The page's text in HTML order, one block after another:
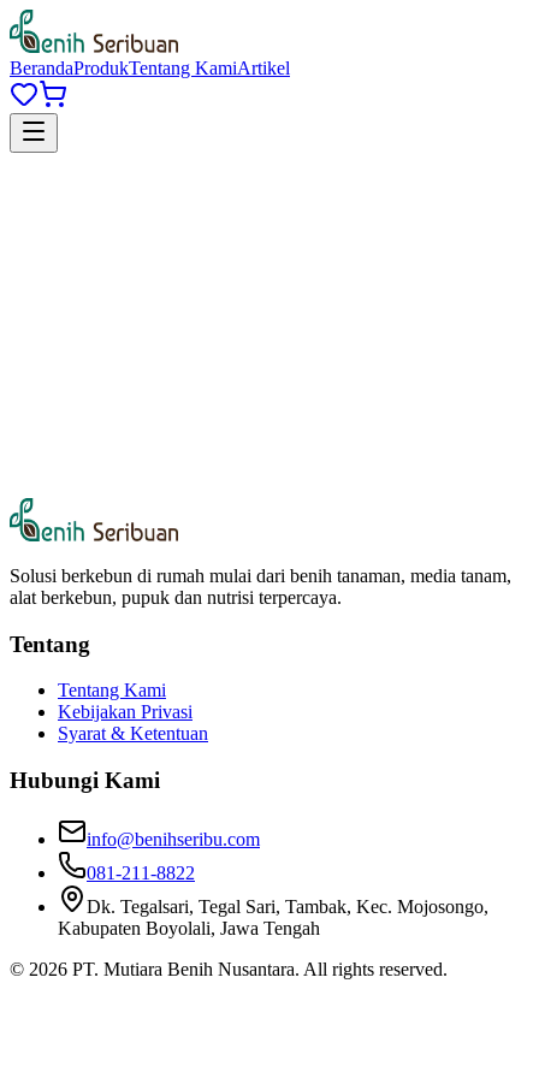
BerandaProdukTentang KamiArtikel
Solusi berkebun di rumah mulai dari benih tanaman, media tanam,
alat berkebun, pupuk dan nutrisi terpercaya.
Tentang
Tentang Kami
Kebijakan Privasi
Syarat & Ketentuan
Hubungi Kami
info@benihseribu.com
081-211-8822
Dk. Tegalsari, Tegal Sari, Tambak, Kec. Mojosongo,
Kabupaten Boyolali, Jawa Tengah
© 2026 PT. Mutiara Benih Nusantara. All rights reserved.